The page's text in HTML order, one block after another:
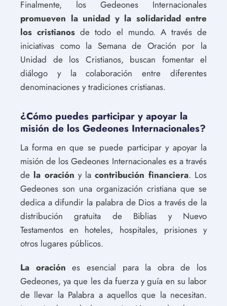
Finalmente, los Gedeones Internacionales
promueven la unidad y la solidaridad entre
los cristianos de todo el mundo. A través de
iniciativas como la Semana de Oración por la
Unidad de los Cristianos, buscan fomentar el
diálogo y la colaboración entre diferentes
denominaciones y tradiciones cristianas.
¿Cómo puedes participar y apoyar la
misión de los Gedeones Internacionales?
La forma en que se puede participar y apoyar la
misión de los Gedeones Internacionales es a través
de la oración y lacontribución financiera. Los
Gedeones son una organización cristiana que se
dedica a difundir la palabra de Dios a través de la
distribución gratuita de Biblias y Nuevo
Testamentos en hoteles, hospitales, prisiones y
otros lugares públicos.
La oración es esencial para la obra de los
Gedeones, ya que les da fuerza y guía en su labor
de llevar la Palabra a aquellos que la necesitan.